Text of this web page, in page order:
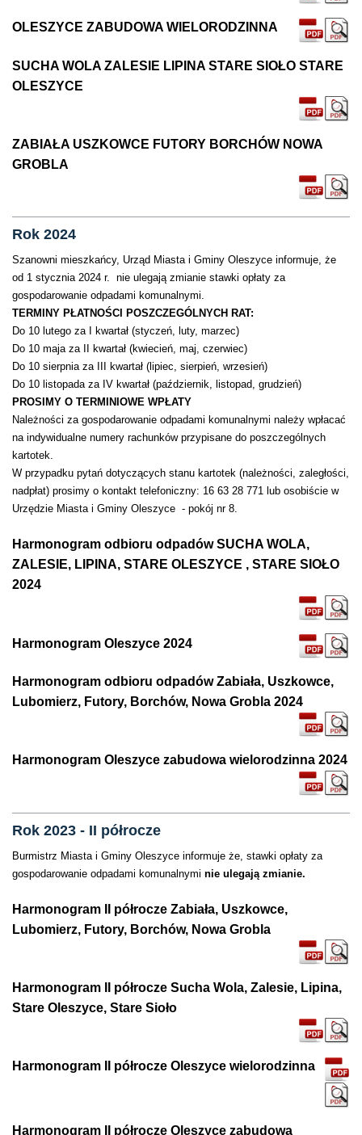
OLESZYCE ZABUDOWA WIELORODZINNA
SUCHA WOLA ZALESIE LIPINA STARE SIOŁO STARE
OLESZYCE
ZABIAŁA USZKOWCE FUTORY BORCHÓW NOWA
GROBLA
Rok 2024
Szanowni mieszkańcy, Urząd Miasta i Gminy Oleszyce informuje, że
od 1 stycznia 2024 r. nie ulegają zmianie stawki opłaty za
gospodarowanie odpadami komunalnymi.
TERMINY PŁATNOŚCI POSZCZEGÓLNYCH RAT:
Do 10 lutego za I kwartał (styczeń, luty, marzec)
Do 10 maja za II kwartał (kwiecień, maj, czerwiec)
Do 10 sierpnia za III kwartał (lipiec, sierpień, wrzesień)
Do 10 listopada za IV kwartał (październik, listopad, grudzień)
PROSIMY O TERMINIOWE WPŁATY
Należności za gospodarowanie odpadami komunalnymi należy wpłacać
na indywidualne numery rachunków przypisane do poszczególnych
kartotek.
W przypadku pytań dotyczących stanu kartotek (należności, zaległości,
nadpłat) prosimy o kontakt telefoniczny: 16 63 28 771 lub osobiście w
Urzędzie Miasta i Gminy Oleszyce - pokój nr 8.
Harmonogram odbioru odpadów SUCHA WOLA,
ZALESIE, LIPINA, STARE OLESZYCE , STARE SIOŁO
2024
Harmonogram Oleszyce 2024
Harmonogram odbioru odpadów Zabiała, Uszkowce,
Lubomierz, Futory, Borchów, Nowa Grobla 2024
Harmonogram Oleszyce zabudowa wielorodzinna 2024
Rok 2023 - II półrocze
Burmistrz Miasta i Gminy Oleszyce informuje że, stawki opłaty za
gospodarowanie odpadami komunalnymi nie ulegają zmianie.
Harmonogram II półrocze Zabiała, Uszkowce,
Lubomierz, Futory, Borchów, Nowa Grobla
Harmonogram II półrocze Sucha Wola, Zalesie, Lipina,
Stare Oleszyce, Stare Sioło
Harmonogram II półrocze Oleszyce wielorodzinna
Harmonogram II półrocze Oleszyce zabudowa